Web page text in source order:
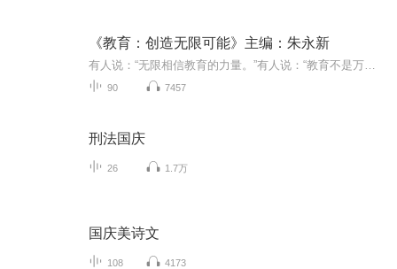
《教育：创造无限可能》主编：朱永新
90 7457
刑法国庆
26 1.7万
国庆美诗文
108 4173